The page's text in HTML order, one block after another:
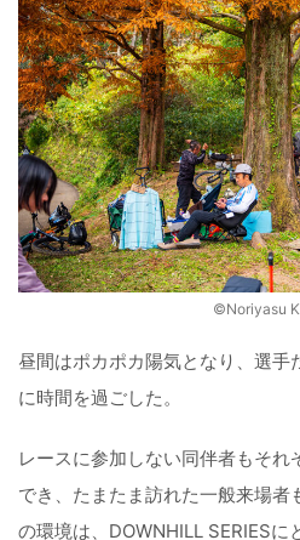
©️Noriyasu
昼間はポカポカ陽気となり、選手
に時間を過ごした。
レースに参加しない同伴者もそ
でき、たまたま訪れた一般来場者
の環境は、DOWNHILL SERIESに